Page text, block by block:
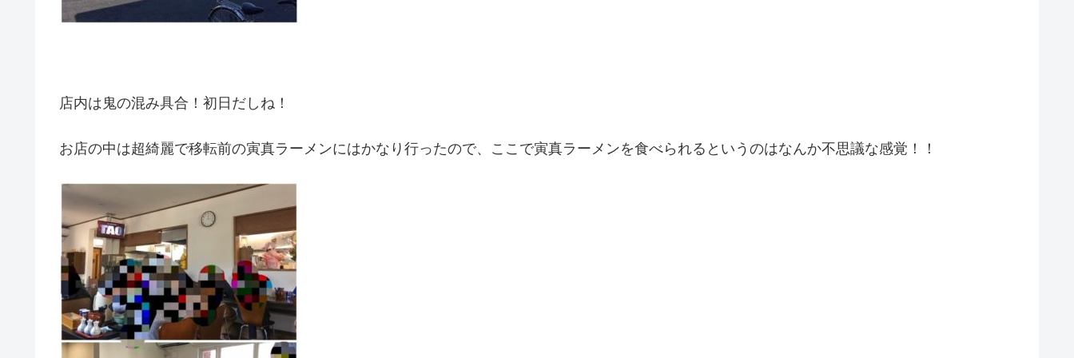
店内は鬼の混み具合！初日だしね！
お店の中は超綺麗で移転前の寅真ラーメンにはかなり行ったので、ここで寅真ラーメンを食べられるというのはなんか不思議な感覚！！